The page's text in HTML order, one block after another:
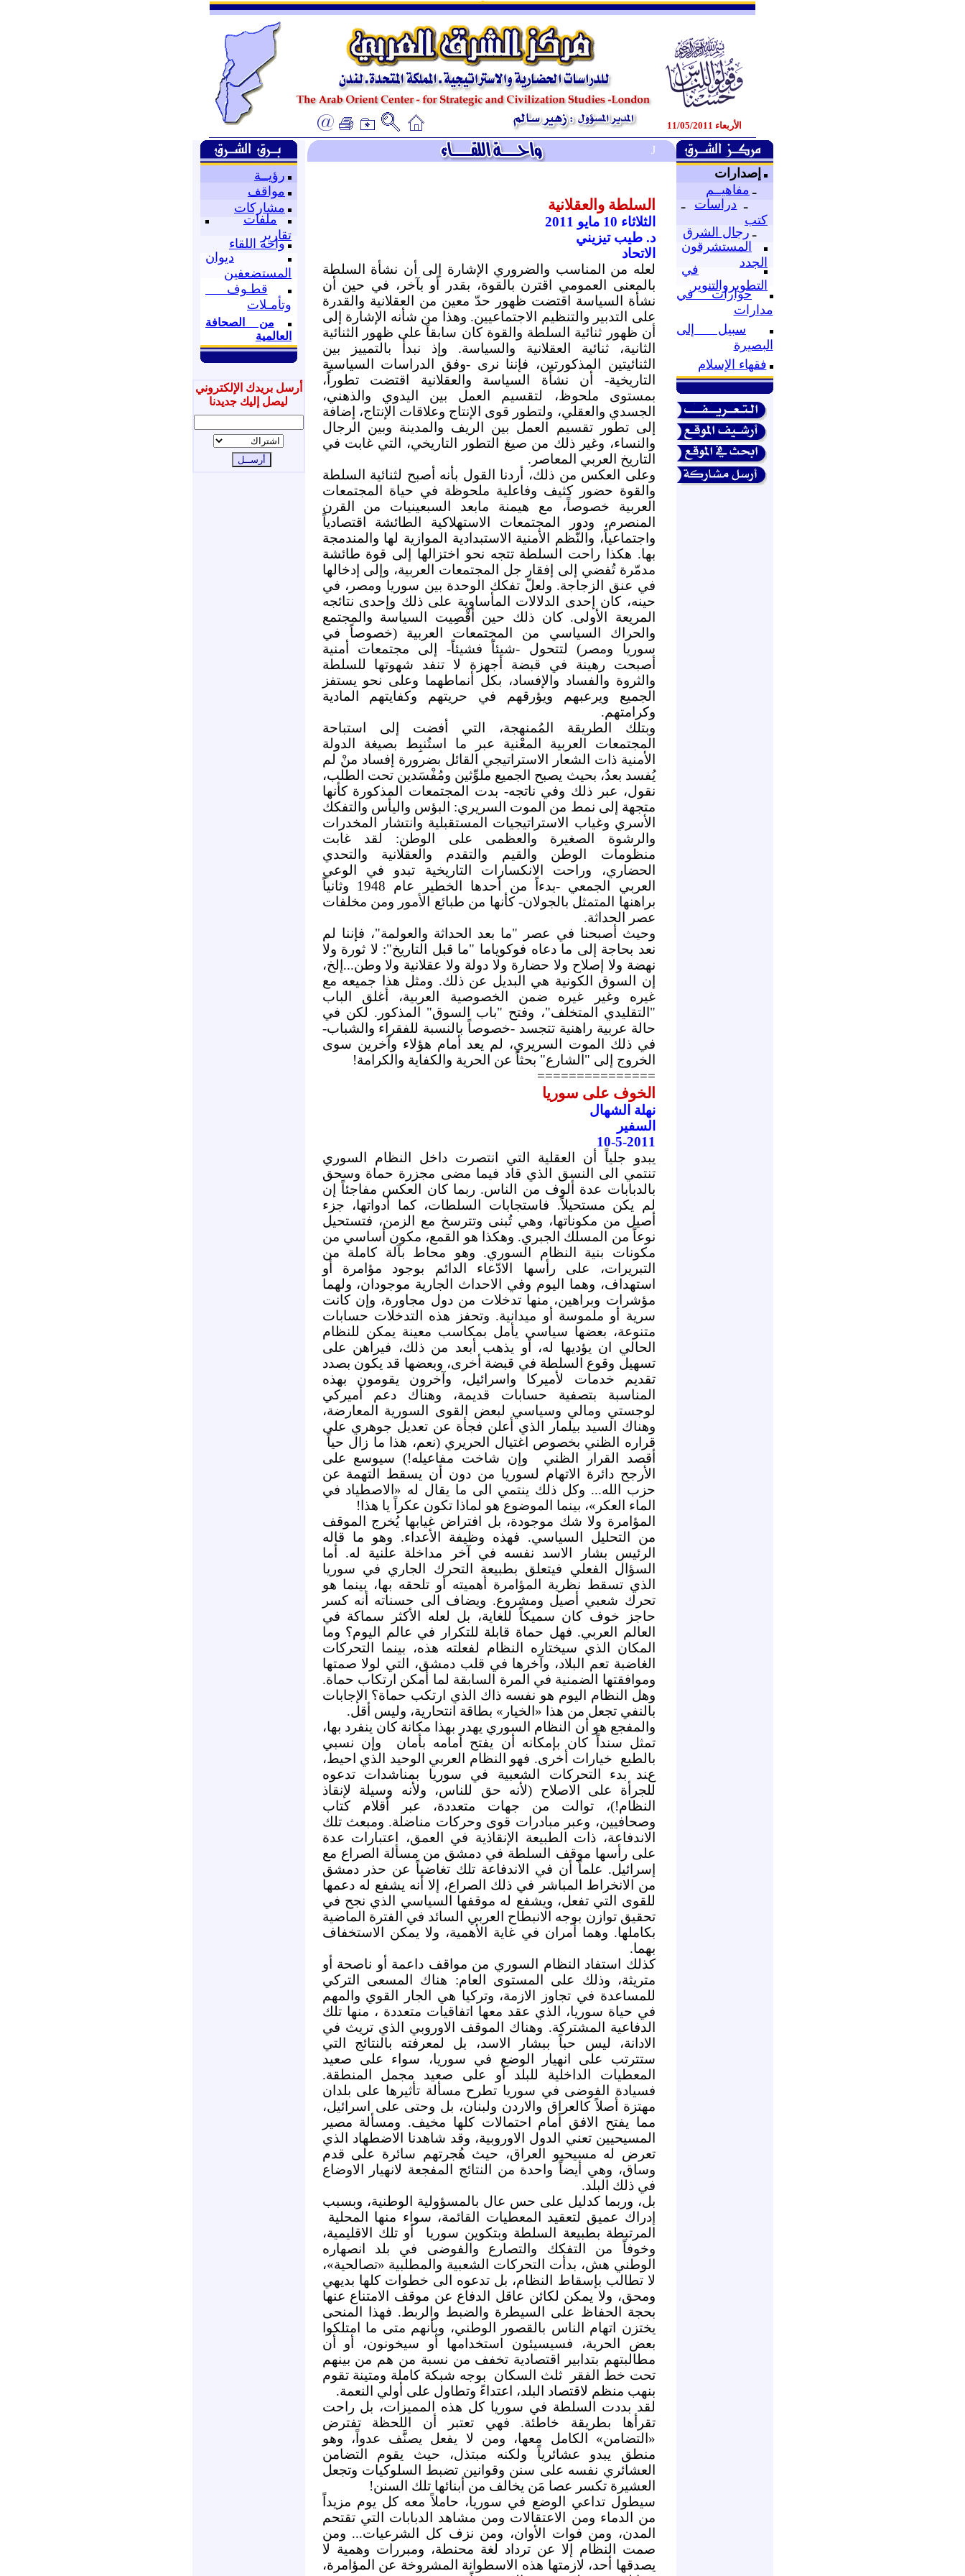
ـ
ـ
الأربعاء 11/05/2011
رؤيــة
مواقف
مشاركات
ملفات
تقارير
واحة اللقاء
ديوان
المستضعفين
قطـوف
وتأمـلات
من الصحافة
العالمية
أرسل بريدك الإلكتروني
ليصل إليك جديدنا
إصدارات
ـ مفاهيــم
ـ دراسات
ـ
كتب
ـ رجال الشرق
المستشرقون
الجدد
في
التطويروالتنوير
حوارات في
مدارات
سبيل إلى
البصيرة
فقهاء الإسلام
J
السلطة والعقلانية
الثلاثاء 10 مايو 2011
د. طيب تيزيني
الاتحاد
لعله من المناسب والضروري الإشارة إلى أن نشأة السلطة
بالمعنى العمومي اقترن بالقوة، بقدر أو بآخر، في حين أن
نشأة السياسة اقتضت ظهور حدّ معين من العقلانية والقدرة
على التدبير والتنظيم الاجتماعيين. وهذا من شأنه الإشارة إلى
أن ظهور ثنائية السلطة والقوة كان سابقاً على ظهور الثنائية
الثانية، ثنائية العقلانية والسياسة. وإذ نبدأ بالتمييز بين
الثنائيتين المذكورتين، فإننا نرى -وفق الدراسات السياسية
التاريخية- أن نشأة السياسة والعقلانية اقتضت تطوراً،
بمستوى ملحوظ، لتقسيم العمل بين اليدوي والذهني،
الجسدي والعقلي، ولتطور قوى الإنتاج وعلاقات الإنتاج، إضافة
إلى تطور تقسيم العمل بين الريف والمدينة وبين الرجال
والنساء، وغير ذلك من صيغ التطور التاريخي، التي غابت في
التاريخ العربي المعاصر.
وعلى العكس من ذلك، أردنا القول بأنه أصبح لثنائية السلطة
والقوة حضور كثيف وفاعلية ملحوظة في حياة المجتمعات
العربية خصوصاً، مع هيمنة مابعد السبعينيات من القرن
المنصرم، ودور المجتمعات الاستهلاكية الطائشة اقتصادياً
واجتماعياً، والنُّظم الأمنية الاستبدادية الموازية لها والمندمجة
بها. هكذا راحت السلطة تتجه نحو اختزالها إلى قوة طائشة
مدمّرة تُفضي إلى إفقار جل المجتمعات العربية، وإلى إدخالها
في عنق الزجاجة. ولعلّ تفكك الوحدة بين سوريا ومصر، في
حينه، كان إحدى الدلالات المأساوية على ذلك وإحدى نتائجه
المريعة الأولى. كان ذلك حين أقْصِيت السياسة والمجتمع
والحراك السياسي من المجتمعات العربية (خصوصاً في
سوريا ومصر) لتتحول -شيئاً فشيئاً- إلى مجتمعات أمنية
أصبحت رهينة في قبضة أجهزة لا تنفد شهوتها للسلطة
والثروة والفساد والإفساد، بكل أنماطهما وعلى نحو يستفز
الجميع ويرعبهم ويؤرقهم في حريتهم وكفايتهم المادية
وكرامتهم.
وبتلك الطريقة المُمنهجة، التي أفضت إلى استباحة
المجتمعات العربية المعْنية عبر ما استُنبِط بصيغة الدولة
الأمنية ذات الشعار الاستراتيجي القائل بضرورة إفساد منْ لم
يُفسد بعدُ، بحيث يصبح الجميع ملوِّثين ومُفْسَدين تحت الطلب،
نقول، عبر ذلك وفي ناتجه- بدت المجتمعات المذكورة كأنها
متجهة إلى نمط من الموت السريري: البؤس واليأس والتفكك
الأسري وغياب الاستراتيجيات المستقبلية وانتشار المخدرات
والرشوة الصغيرة والعظمى على الوطن: لقد غابت
منظومات الوطن والقيم والتقدم والعقلانية والتحدي
الحضاري، وراحت الانكسارات التاريخية تبدو في الوعي
العربي الجمعي -بدءاً من أحدها الخطير عام 1948 وثانياً
براهنها المتمثل بالجولان- كأنها من طبائع الأمور ومن مخلفات
عصر الحداثة.
وحيث أصبحنا في عصر "ما بعد الحداثة والعولمة"، فإننا لم
نعد بحاجة إلى ما دعاه فوكوياما "ما قبل التاريخ": لا ثورة ولا
نهضة ولا إصلاح ولا حضارة ولا دولة ولا عقلانية ولا وطن...إلخ،
إن السوق الكونية هي البديل عن ذلك. ومثل هذا جميعه مع
غيره وغير غيره ضمن الخصوصية العربية، أغلق الباب
"التقليدي المتخلف"، وفتح "باب السوق" المذكور. لكن في
حالة عربية راهنية تتجسد -خصوصاً بالنسبة للفقراء والشباب-
في ذلك الموت السريري، لم يعد أمام هؤلاء وآخرين سوى
الخروج إلى "الشارع" بحثاً عن الحرية والكفاية والكرامة!
===============
الخوف على سوريا
نهلة الشهال
السفير
10-5-2011
يبدو جلياً أن العقلية التي انتصرت داخل النظام السوري
تنتمي الى النسق الذي قاد فيما مضى مجزرة حماة وسحق
بالدبابات عدة ألوف من الناس. ربما كان العكس مفاجئاً إن
لم يكن مستحيلاً. فاستجابات السلطات، كما أدواتها، جزء
أصيل من مكوناتها، وهي تُبنى وتترسخ مع الزمن، فتستحيل
نوعاً من المسلك الجبري. وهكذا هو القمع، مكون أساسي من
مكونات بنية النظام السوري. وهو محاط بآلة كاملة من
التبريرات، على رأسها الادّعاء الدائم بوجود مؤامرة أو
استهداف، وهما اليوم وفي الاحداث الجارية موجودان، ولهما
مؤشرات وبراهين، منها تدخلات من دول مجاورة، وإن كانت
سرية أو ملموسة أو ميدانية. وتحفز هذه التدخلات حسابات
متنوعة، بعضها سياسي يأمل بمكاسب معينة يمكن للنظام
الحالي ان يؤديها له، أو يذهب أبعد من ذلك، فيراهن على
تسهيل وقوع السلطة في قبضة أخرى، وبعضها قد يكون بصدد
تقديم خدمات لأميركا واسرائيل، وآخرون يقومون بهذه
المناسبة بتصفية حسابات قديمة، وهناك دعم أميركي
لوجستي ومالي وسياسي لبعض القوى السورية المعارضة،
وهناك السيد بيلمار الذي أعلن فجأة عن تعديل جوهري على
قراره الظني بخصوص اغتيال الحريري (نعم، هذا ما زال حياً
أقصد القرار الظني
وإن شاخت مفاعيله!) سيوسع على
الأرجح دائرة الاتهام لسوريا من دون أن يسقط التهمة عن
حزب الله... وكل ذلك ينتمي الى ما يقال له «الاصطياد في
الماء العكر»، بينما الموضوع هو لماذا تكون عكراً يا هذا!
المؤامرة ولا شك موجودة، بل افتراض غيابها يُخرج الموقف
من التحليل السياسي. فهذه وظيفة الأعداء. وهو ما قاله
الرئيس بشار الاسد نفسه في آخر مداخلة علنية له. أما
السؤال الفعلي فيتعلق بطبيعة التحرك الجاري في سوريا
الذي تسقط نظرية المؤامرة أهميته أو تلحقه بها، بينما هو
تحرك شعبي أصيل ومشروع. ويضاف الى حسناته أنه كسر
حاجز خوف كان سميكاً للغاية، بل لعله الأكثر سماكة في
العالم العربي. فهل حماة قابلة للتكرار في عالم اليوم؟ وما
المكان الذي سيختاره النظام لفعلته هذه، بينما التحركات
الغاضبة تعم البلاد، وآخرها في قلب دمشق، التي لولا صمتها
وموافقتها الضمنية في المرة السابقة لما أمكن ارتكاب حماة.
وهل النظام اليوم هو نفسه ذاك الذي ارتكب حماة؟ الإجابات
بالنفي تجعل من هذا «الخيار» بطاقة انتحارية، وليس أقل.
والمفجع هو أن النظام السوري يهدر بهذا مكانة كان ينفرد بها،
تمثل سنداً كان بإمكانه أن يفتح أمامه بأمان
وإن نسبي
بالطبع
خيارات أخرى. فهو النظام العربي الوحيد الذي احيط،
عند بدء التحركات الشعبية في سوريا بمناشدات تدعوه
للجرأة على الاصلاح (لأنه حق للناس، ولأنه وسيلة لإنقاذ
النظام!)، توالت من جهات متعددة، عبر أقلام كتاب
وصحافيين، وعبر مبادرات قوى وحركات مناضلة. ومبعث تلك
الاندفاعة، ذات الطبيعة الإنقاذية في العمق، اعتبارات عدة
على رأسها موقف السلطة في دمشق من مسألة الصراع مع
إسرائيل. علماً أن في الاندفاعة تلك تغاضياً عن حذر دمشق
من الانخراط المباشر في ذلك الصراع، إلا أنه يشفع له دعمها
للقوى التي تفعل، ويشفع له موقفها السياسي الذي نجح في
تحقيق توازن بوجه الانبطاح العربي السائد في الفترة الماضية
بكاملها. وهما أمران في غاية الأهمية، ولا يمكن الاستخفاف
بهما.
كذلك استفاد النظام السوري من مواقف داعمة أو ناصحة أو
متريثة، وذلك على المستوى العام: هناك المسعى التركي
للمساعدة في تجاوز الازمة، وتركيا هي الجار القوي والمهم
في حياة سوريا، الذي عقد معها اتفاقيات متعددة ، منها تلك
الدفاعية المشتركة. وهناك الموقف الاوروبي الذي تريث في
الادانة، ليس حباً ببشار الاسد، بل لمعرفته بالنتائج التي
ستترتب على انهيار الوضع في سوريا، سواء على صعيد
المعطيات الداخلية للبلد أو على صعيد مجمل المنطقة.
فسيادة الفوضى في سوريا تطرح مسألة تأثيرها على بلدان
مهتزة أصلاً كالعراق والاردن ولبنان، بل وحتى على اسرائيل،
مما يفتح الافق أمام احتمالات كلها مخيف. ومسألة مصير
المسيحيين تعني الدول الاوروبية، وقد شاهدنا الاضطهاد الذي
تعرض له مسيحيو العراق، حيث هُجرتهم سائرة على قدم
وساق، وهي أيضاً واحدة من النتائج المفجعة لانهيار الاوضاع
في ذلك البلد.
بل، وربما كدليل على حس عال بالمسؤولية الوطنية، وبسبب
إدراك عميق لتعقيد المعطيات القائمة، سواء منها المحلية
المرتبطة بطبيعة السلطة وبتكوين سوريا
أو تلك الاقليمية،
وخوفاً من التفكك والتصارع والفوضى في بلد انصهاره
الوطني هش، بدأت التحركات الشعبية والمطلبية «تصالحية»،
لا تطالب بإسقاط النظام، بل تدعوه الى خطوات كلها بديهي
ومحق، ولا يمكن لكائن عاقل الدفاع عن موقف الامتناع عنها
بحجة الحفاظ على السيطرة والضبط والربط. فهذا المنحى
يختزن اتهام الناس بالقصور الوطني، وبأنهم متى ما امتلكوا
بعض الحرية، فسيسيئون استخدامها أو سيخونون، أو أن
مطالبتهم بتدابير اقتصادية تخفف من نسبة من هم من بينهم
تحت خط الفقر
ثلث السكان
بوجه شبكة كاملة ومتينة تقوم
بنهب منظم لاقتصاد البلد، اعتداءً وتطاول على أولي النعمة.
لقد بددت السلطة في سوريا كل هذه المميزات، بل راحت
تقرأها بطريقة خاطئة. فهي تعتبر أن اللحظة تفترض
«التضامن» الكامل معها، ومن لا يفعل يصنَّف عدواً، وهو
منطق يبدو عشائرياً ولكنه مبتذل، حيث يقوم التضامن
العشائري نفسه على سنن وقوانين تضبط السلوكيات وتجعل
العشيرة تكسر عصا مَن يخالف من أبنائها تلك السنن!
سيطول تداعي الوضع في سوريا، حاملاً معه كل يوم مزيداً
من الدماء ومن الاعتقالات ومن مشاهد الدبابات التي تقتحم
المدن، ومن فوات الأوان، ومن نزف كل الشرعيات... ومن
صمت النظام إلا عن ترداد لغة محنطة، ومبررات وهمية لا
يصدقها أحد، لازمتها هذه الاسطوانة المشروخة عن المؤامرة،